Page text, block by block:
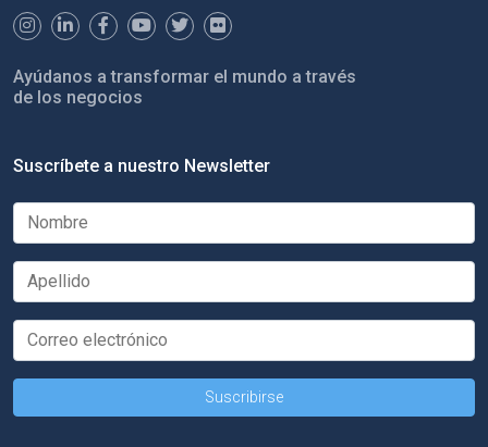
Ayúdanos a transformar el mundo a través
de los negocios
Suscríbete a nuestro Newsletter